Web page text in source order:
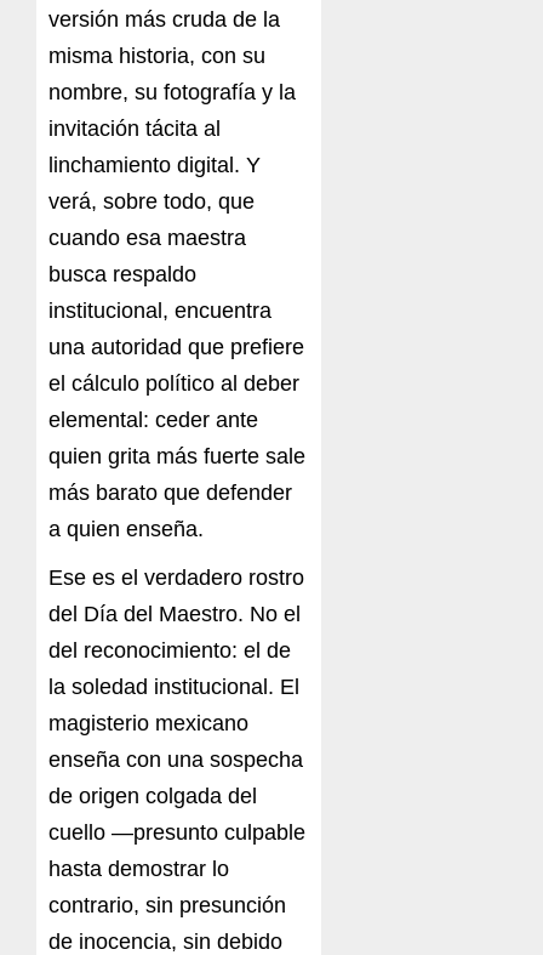
versión más cruda de la
misma historia, con su
nombre, su fotografía y la
invitación tácita al
linchamiento digital. Y
verá, sobre todo, que
cuando esa maestra
busca respaldo
institucional, encuentra
una autoridad que prefiere
el cálculo político al deber
elemental: ceder ante
quien grita más fuerte sale
más barato que defender
a quien enseña.
Ese es el verdadero rostro
del Día del Maestro. No el
del reconocimiento: el de
la soledad institucional. El
magisterio mexicano
enseña con una sospecha
de origen colgada del
cuello —presunto culpable
hasta demostrar lo
contrario, sin presunción
de inocencia, sin debido